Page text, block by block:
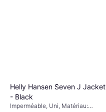
Helly Hansen Seven J Jacket
- Black
Imperméable, Uni, Matériau: